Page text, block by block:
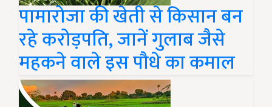
पामारोजा की खेती से किसान बन
रहे करोड़पति, जानें गुलाब जैसे
महकने वाले इस पौधे का कमाल